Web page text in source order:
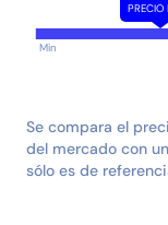
PRECIO
Min
Se compara el
del mercado con
sólo es de